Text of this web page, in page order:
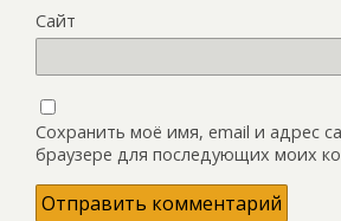
Сайт
Сохранить моё имя, email и адрес
браузере для последующих моих